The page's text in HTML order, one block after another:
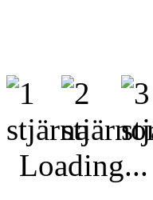
Loading...